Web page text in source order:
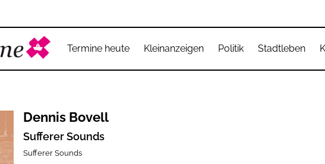
Termine heute Kleinanzeigen Politik Stadtleben
Dennis Bovell
Sufferer Sounds
Sufferer Sounds